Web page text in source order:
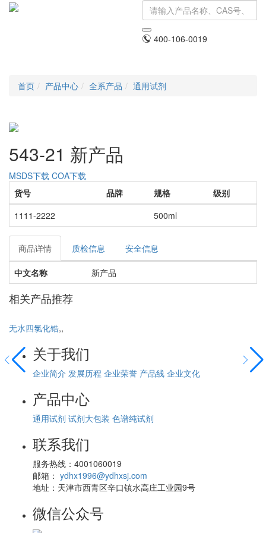
400-106-0019
首页
产品中心 全系产品 通用试剂
543-21 新产品
MSDS下载 COA下载
货号
品牌 规格
级别
1111-2222
500ml
商品详情 质检信息 安全信息
中文名称 新产品
相关产品推荐
无水四氯化锆,,
关于我们
企业简介 发展历程 企业荣誉 产品线 企业文化
产品中心
通用试剂 试剂大包装 色谱纯试剂
联系我们
服务热线：4001060019
邮箱： ydhx1996@ydhxsj.com
地址：天津市西青区辛口镇水高庄工业园9号
微信公众号